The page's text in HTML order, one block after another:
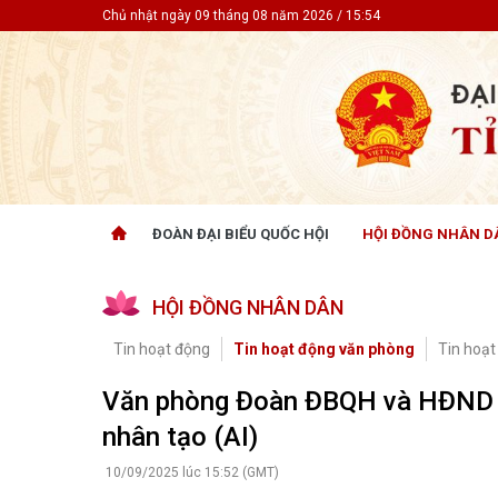
Chủ nhật ngày 09 tháng 08 năm 2026 / 15:54
ĐOÀN ĐẠI BIỂU QUỐC HỘI HỘI ĐỒNG NHÂN
Tin hoạt động
Tài liệu giám sát, khảo sát
Tin
Tài liệu
CỬ TRI QUAN TÂM
HỘI ĐỒNG NHÂN DÂN
Tin hoạt động Tin hoạt động văn phòng Tin
Văn phòng Đoàn ĐBQH và
nhân tạo (AI)
10/09/2025 lúc 15:52 (GMT)